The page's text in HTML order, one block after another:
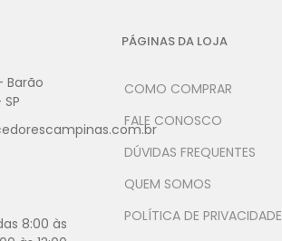
Barão
8:00 às
PÁGINAS DA LOJA
COMO COMPRAR
FALE CONOSCO
DÚVIDAS FREQUENTES
QUEM SOMOS
POLÍTICA DE PRIVACIDADE